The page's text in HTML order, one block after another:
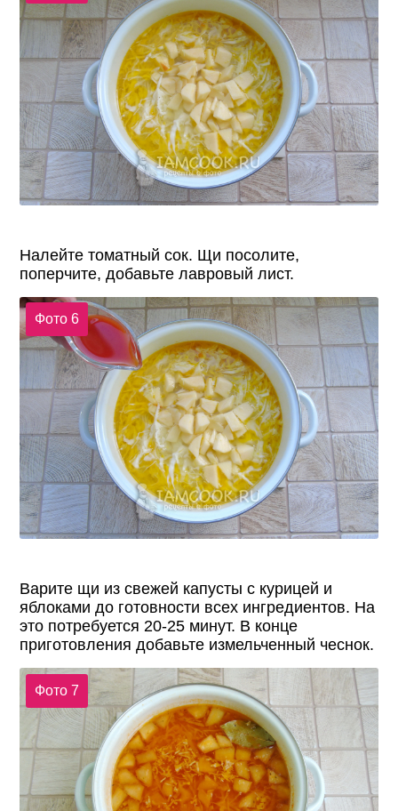
Налейте томатный сок. Щи посолите,
поперчите, добавьте лавровый лист.
Фото 6
Варите щи из свежей капусты с курицей и
яблоками до готовности всех ингредиентов. На
это потребуется 20-25 минут. В конце
приготовления добавьте измельченный чеснок.
Фото 7